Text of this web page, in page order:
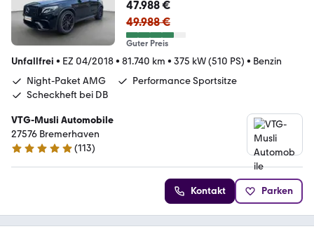
47.988 €
49.988 €
Guter Preis
Unfallfrei • EZ 04/2018• 81.740 km • 375 kW (510 PS) • Benzin
Night-Paket AMG
Performance Sportsitze
Scheckheft bei DB
VTG-Musli Automobile
27576 Bremerhaven
5 Sterne
(113)
Kontakt Parken